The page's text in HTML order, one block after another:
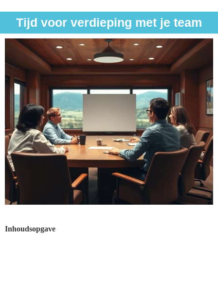
Tijd voor verdieping met je team
Inhoudsopgave